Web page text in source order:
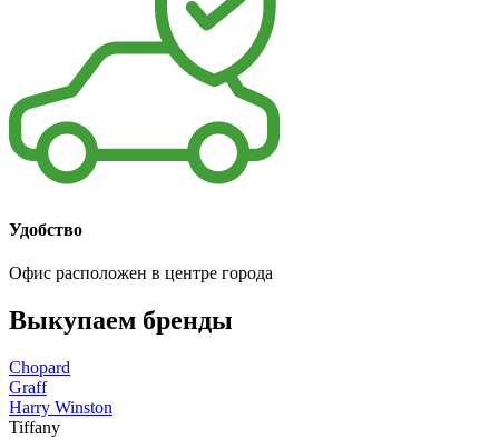
Удобство
Офис расположен в центре города
Выкупаем бренды
Chopard
Graff
Harry Winston
Tiffany